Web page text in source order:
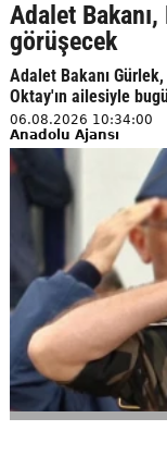
Adalet
görüşecek
Adalet Bakanı
Oktay'ın ailesiyle
06.08.2026 10:34:00
Anadolu Ajansı